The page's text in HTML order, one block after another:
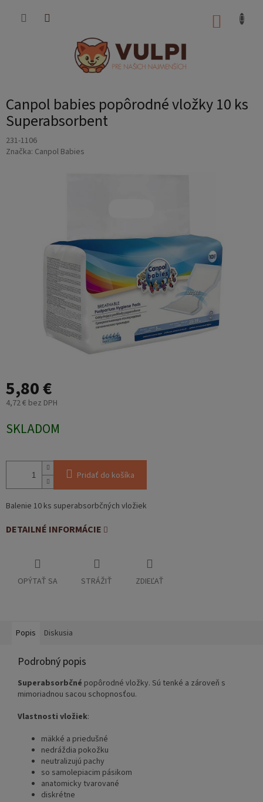
Canpol babies popôrodné vložky 10 ks
Superabsorbent
231-1106
Značka: Canpol Babies
5,80 €
4,72 € bez DPH
cena:
SKLADOM
Pridať do košíka
Balenie 10 ks superabsorbčných vložiek
DETAILNÉ INFORMÁCIE
OPÝTAŤ SA STRÁŽIŤ ZDIEĽAŤ
Popis Diskusia
Podrobný popis
Superabsorbčné popôrodné vložky. Sú tenké a zároveň s
mimoriadnou sacou schopnosťou.
Vlastnosti vložiek:
mäkké a priedušné
nedráždia pokožku
neutralizujú pachy
so samolepiacim pásikom
anatomicky tvarované
diskrétne